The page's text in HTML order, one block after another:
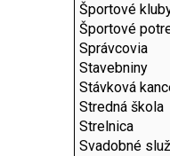
Športové
Športové
Správcovia
Stavebniny
Stávková
Stredná škola
Strelnica
Svadobné